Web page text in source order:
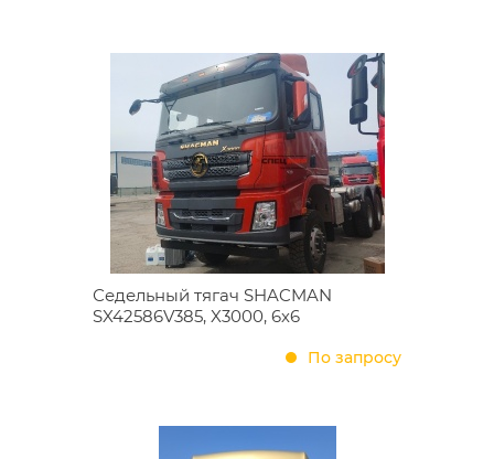
Седельный тягач SHACMAN
SX42586V385, X3000, 6х6
По запросу